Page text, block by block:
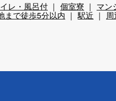
レ・風呂付 個室寮 マン
まで徒歩5分以内 駅近